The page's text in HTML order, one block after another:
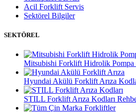
Acil Forklift Servis
Sektörel Bilgiler
SEKTÖREL
Mitsubishi Forklift Hidrolik Pompa
Hyundai Akülü Forklift Arıza
STILL Forklift Arıza Kodları